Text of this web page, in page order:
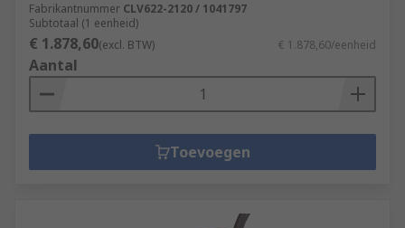
Fabrikantnummer CLV622-2120 / 1041797
Subtotaal (1 eenheid)
€ 1.878,60(excl. BTW) € 1.878,60/eenheid
Aantal
Toevoegen